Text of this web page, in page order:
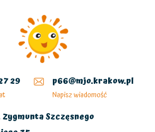
29 p66@mjo.krakow.pl
Napisz wiadomość
Zygmunta Szczęsnego